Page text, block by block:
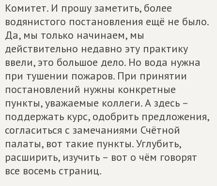
Комитет. И прошу заметить, более
водянистого постановления ещё не было.
Да, мы только начинаем, мы
действительно недавно эту практику
ввели, это большое дело. Но вода нужна
при тушении пожаров. При принятии
постановлений нужны конкретные
пункты, уважаемые коллеги. А здесь –
поддержать курс, одобрить предложения,
согласиться с замечаниями Счётной
палаты, вот такие пункты. Углубить,
расширить, изучить – вот о чём говорят
все восемь страниц.